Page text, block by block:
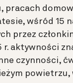
pracach
wśród 15
przez
r. aktywności
czynności,
powietrzu,